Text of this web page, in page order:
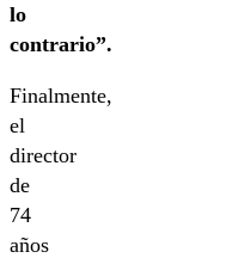
lo
contrario”.
Finalmente,
el
director
de
74
años